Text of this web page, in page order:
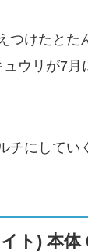
つけたと
ウリが7
チにしてい
ト) 本体